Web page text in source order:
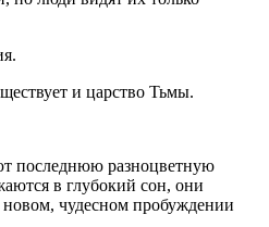
и царство Тьмы.
последнюю разноцветную
в глубокий сон, они
чудесном пробуждении